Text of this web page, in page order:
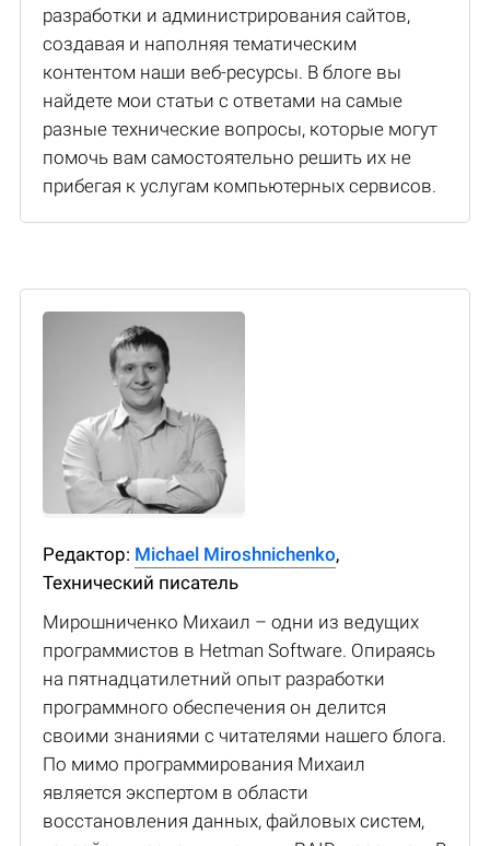
разработки и администрирования сайтов,
создавая и наполняя тематическим
контентом наши веб-ресурсы. В блоге вы
найдете мои статьи с ответами на самые
разные технические вопросы, которые могут
помочь вам самостоятельно решить их не
прибегая к услугам компьютерных сервисов.
Редактор: Michael Miroshnichenko,
Технический писатель
Мирошниченко Михаил – одни из ведущих
программистов в Hetman Software. Опираясь
на пятнадцатилетний опыт разработки
программного обеспечения он делится
своими знаниями с читателями нашего блога.
По мимо программирования Михаил
является экспертом в области
восстановления данных, файловых систем,